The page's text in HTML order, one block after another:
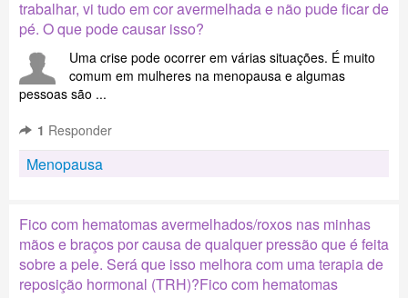
trabalhar, vi tudo em cor avermelhada e não pude ficar de
pé. O que pode causar isso?
Uma crise pode ocorrer em várias situações. É muito
comum em mulheres na menopausa e algumas
pessoas são ...
1 Responder
Menopausa
Fico com hematomas avermelhados/roxos nas minhas
mãos e braços por causa de qualquer pressão que é feita
sobre a pele. Será que isso melhora com uma terapia de
reposição hormonal (TRH)?Fico com hematomas